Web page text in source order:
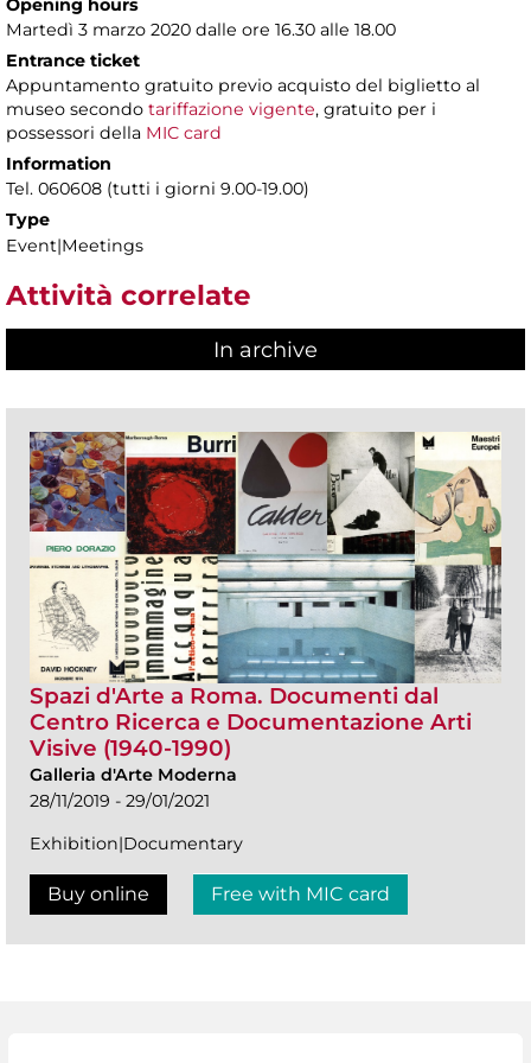
Opening hours
Martedì 3 marzo 2020 dalle ore 16.30 alle 18.00
Entrance ticket
Appuntamento gratuito previo acquisto del biglietto al
museo secondo tariffazione vigente, gratuito per i
possessori della MIC card
Information
Tel. 060608 (tutti i giorni 9.00-19.00)
Type
Event|Meetings
Attività correlate
In archive
Spazi d'Arte a Roma. Documenti dal
Centro Ricerca e Documentazione Arti
Visive (1940-1990)
Galleria d'Arte Moderna
28/11/2019 - 29/01/2021
Exhibition|Documentary
Buy online Free with MIC card